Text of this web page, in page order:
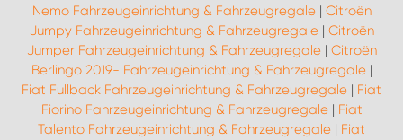
Nemo Fahrzeugeinrichtung & Fahrzeugregale| Citroën
Jumpy Fahrzeugeinrichtung & Fahrzeugregale| Citroën
Jumper Fahrzeugeinrichtung & Fahrzeugregale| Citroën
Berlingo 2019- Fahrzeugeinrichtung & Fahrzeugregale|
Fiat Fullback Fahrzeugeinrichtung & Fahrzeugregale | Fiat
Fiorino Fahrzeugeinrichtung & Fahrzeugregale| Fiat
Talento Fahrzeugeinrichtung & Fahrzeugregale | Fiat